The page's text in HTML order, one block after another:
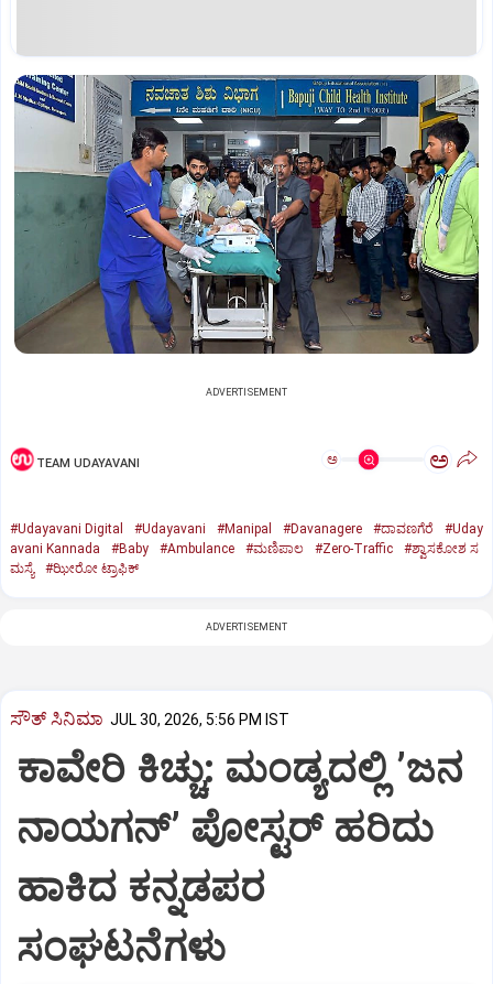
ADVERTISEMENT
TEAM UDAYAVANI ಅ ಅ
#Udayavani Digital #Udayavani #Manipal #Davanagere #ದಾವಣಗೆರೆ
#Uday
avani Kannada
#Baby #Ambulance #ಮಣಿಪಾಲ #Zero-Traffic
#ಶ್ವಾಸಕೋಶ ಸ
ಮಸ್ಯೆ
#ಝೀರೋ ಟ್ರಾಫಿಕ್‌
ADVERTISEMENT
ಸೌತ್‌ ಸಿನಿಮಾ JUL 30, 2026, 5:56 PM IST
ಕಾವೇರಿ ಕಿಚ್ಚು: ಮಂಡ್ಯದಲ್ಲಿ ʼಜನ
ನಾಯಗನ್‌ʼ ಪೋಸ್ಟರ್‌ ಹರಿದು
ಹಾಕಿದ ಕನ್ನಡಪರ
ಸಂಘಟನೆಗಳು